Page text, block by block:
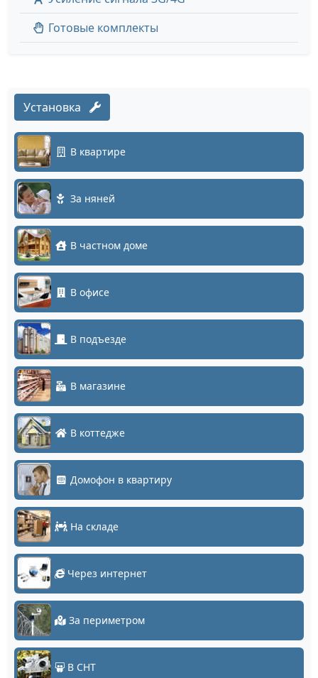
Готовые комплекты
Установка
В квартире
За няней
В частном доме
В офисе
В подъезде
В магазине
В коттедже
Домофон в квартиру
На складе
Через интернет
За периметром
В СНТ